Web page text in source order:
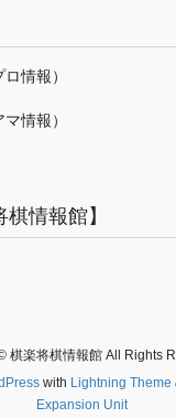
情報）
マ情報）
棋情報館】
棋楽将棋情報館 All Rights
with Lightning Theme
Expansion Unit